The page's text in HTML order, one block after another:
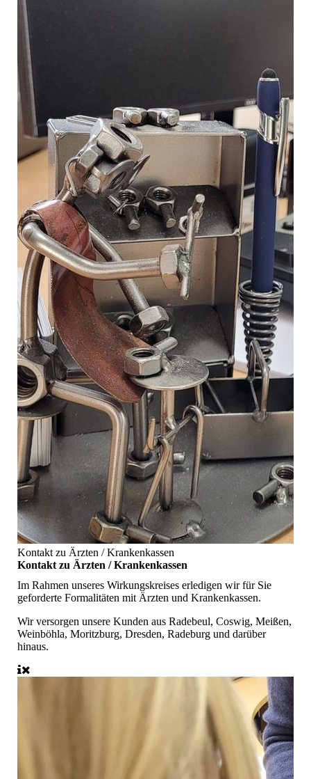
Kontakt zu Ärzten / Krankenkassen
Kontakt zu Ärzten / Krankenkassen
Im Rahmen unseres Wirkungskreises erledigen wir für Sie
geforderte Formalitäten mit Ärzten und Krankenkassen.
Wir versorgen unsere Kunden aus Radebeul, Coswig, Meißen,
Weinböhla, Moritzburg, Dresden, Radeburg und darüber
hinaus.